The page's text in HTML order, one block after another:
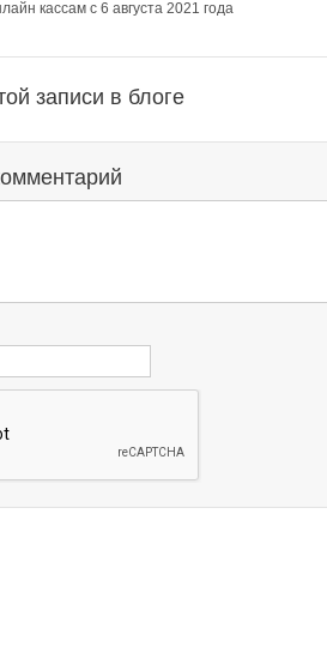
кассам с 6 августа 2021 года
записи в блоге